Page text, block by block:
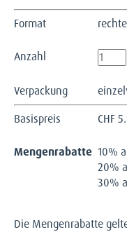
Format
Anzahl
Verpackung
Basispreis
CHF
Mengenrabatte 10%
20%
30%
Die Mengenrabatte